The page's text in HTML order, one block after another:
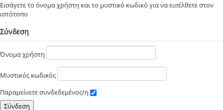
Εισάγετε το όνομα χρήστη και το μυστικό κωδικό για να εισέλθετε στον
ιστότοπο
Σύνδεση
Όνομα χρήστη
Μυστικός κωδικός
Παραμείνετε συνδεδεμένος/η